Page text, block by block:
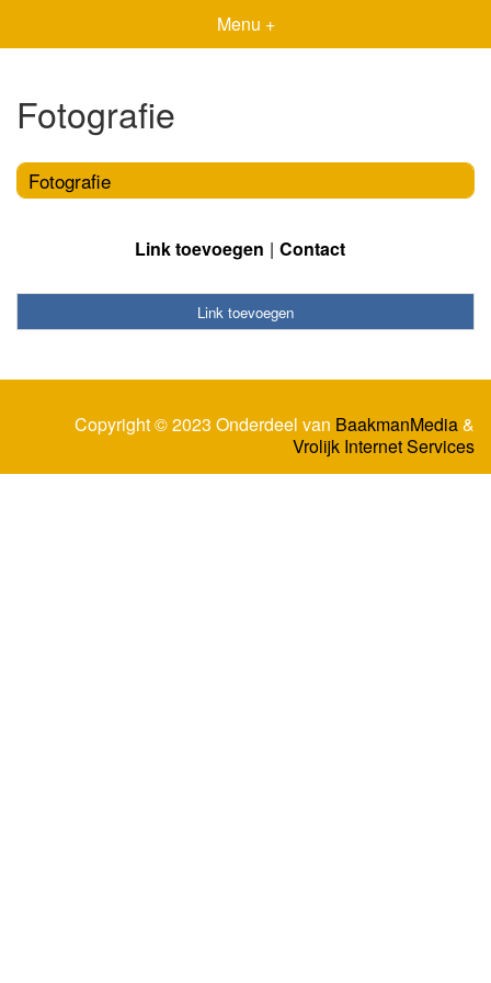
Menu +
Fotografie
Fotografie
Link toevoegen Contact
Link toevoegen
Copyright © 2023 Onderdeel van BaakmanMedia&
Vrolijk Internet Services